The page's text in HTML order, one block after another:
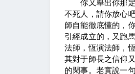
你又舉出你那定
不死人，請你放心
師自能徹底懂的，
引經成立的，又跑
法師，恆演法師，
其對于師長之信仰
的閑事。老實說一